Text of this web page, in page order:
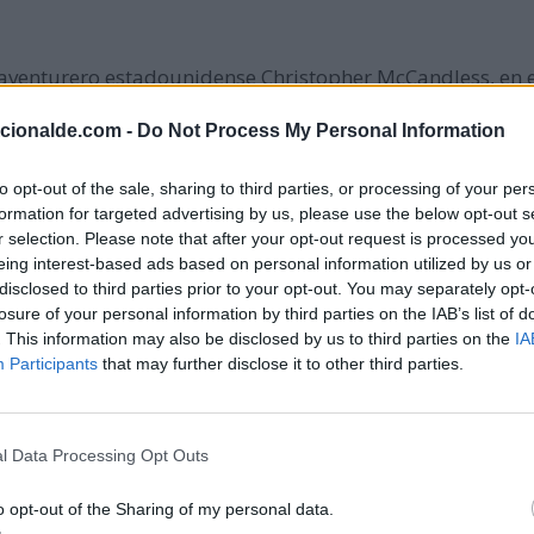
- Do Not Process My Personal Information
opt-out of the sale, sharing to third parties, or processing of your
for targeted advertising by us, please use the below opt-out
selection. Please note that after your opt-out request is processed
interest-based ads based on personal information utilized by us
to third parties prior to your opt-out. You may separately
of your personal information by third parties on the IAB’s list of
This information may also be disclosed by us to third parties on the
Participants that may further disclose it to other third parties.
Data Processing Opt Outs
opt-out of the Sharing of my personal data.
estadounidense Christopher McCandless,
despegarse de la civilización materialista.
de Jon Krakauer.
Estudios Superiores de Monterrey, en México.
nazi, de vestir la estrella de David con la palabra
los alemanes.
Mac Kinley, sufre un atentado y fallece días